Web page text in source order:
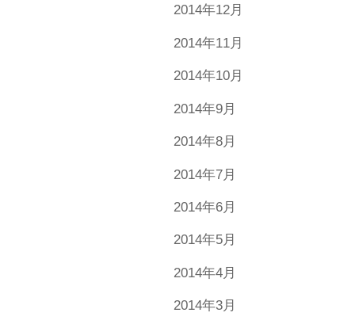
2014年12月
2014年11月
2014年10月
2014年9月
2014年8月
2014年7月
2014年6月
2014年5月
2014年4月
2014年3月